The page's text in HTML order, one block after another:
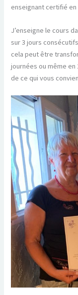
enseignant certifié en
J’enseigne le cours
sur 3 jours
cela peut être
journées ou même
de ce qui vous